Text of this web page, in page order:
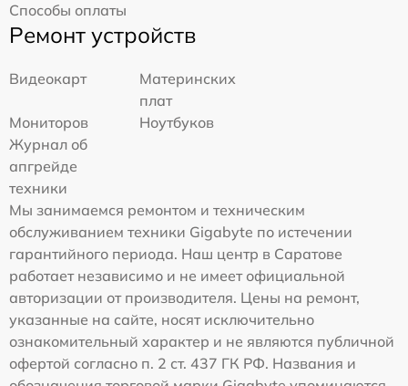
Способы оплаты
Ремонт устройств
Видеокарт
Материнских
плат
Мониторов
Ноутбуков
Журнал об
апгрейде
техники
Мы занимаемся ремонтом и техническим
обслуживанием техники Gigabyte по истечении
гарантийного периода. Наш центр в Саратове
работает независимо и не имеет официальной
авторизации от производителя. Цены на ремонт,
указанные на сайте, носят исключительно
ознакомительный характер и не являются публичной
офертой согласно п. 2 ст. 437 ГК РФ. Названия и